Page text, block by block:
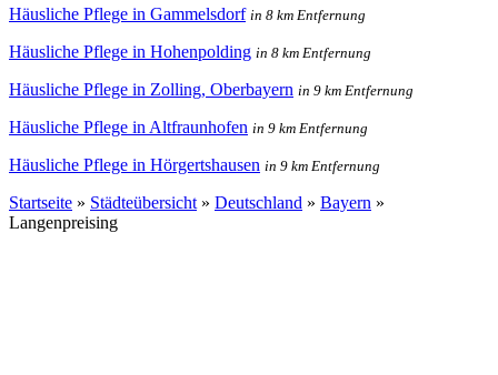
Häusliche Pflege in Gammelsdorf in 8 km Entfernung
Häusliche Pflege in Hohenpolding in 8 km Entfernung
Häusliche Pflege in Zolling, Oberbayern in 9 km Entfernung
Häusliche Pflege in Altfraunhofen in 9 km Entfernung
Häusliche Pflege in Hörgertshausen in 9 km Entfernung
Startseite » Städteübersicht » Deutschland » Bayern »
Langenpreising